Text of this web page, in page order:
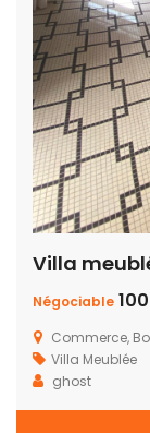
Villa
Négociable
Commerce,
Villa Meublée
ghost